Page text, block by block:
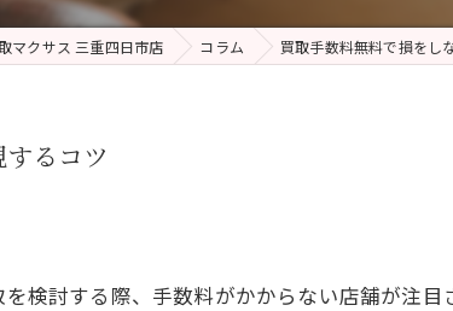
マクサス 三重四日市店 コラム 買取手数料無料で損をし
るコツ
検討する際、手数料がかからない店舗が注